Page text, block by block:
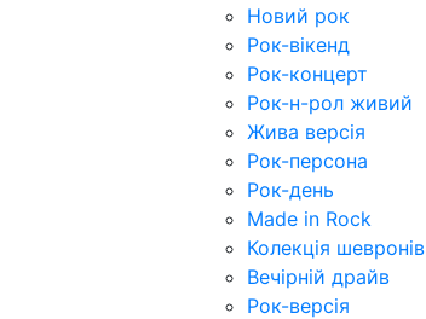
Новий рок
Рок-вікенд
Рок-концерт
Рок-н-рол живий
Жива версія
Рок-персона
Рок-день
Made in Rock
Колекція шевронів
Вечірній драйв
Рок-версія